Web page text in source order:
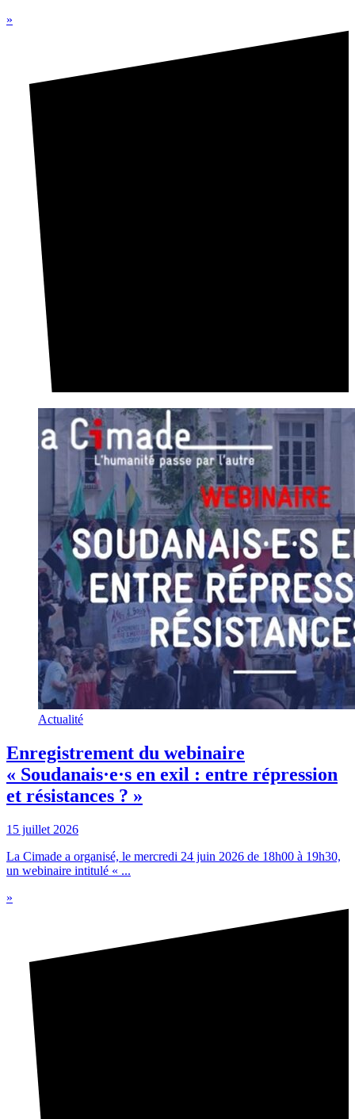
»
Actualité
Enregistrement du webinaire
« Soudanais·e·s en exil : entre répression
et résistances ? »
15 juillet 2026
La Cimade a organisé, le mercredi 24 juin 2026 de 18h00 à 19h30,
un webinaire intitulé « ...
»